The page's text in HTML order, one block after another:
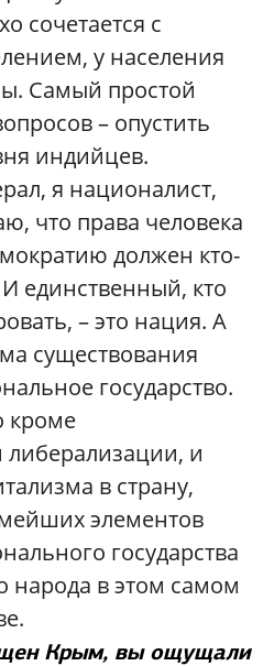
сочетается с
у населения
Самый простой
– опустить
индийцев.
я националист,
что права человека
должен кто-
единственный, кто
– это нация. А
существования
государство.
кроме
и
в страну,
элементов
государства
народа в этом самом
Крым, вы ощущали